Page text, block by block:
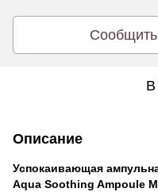
В
Описание
Успокаивающая
Aqua Soothing Ampoule